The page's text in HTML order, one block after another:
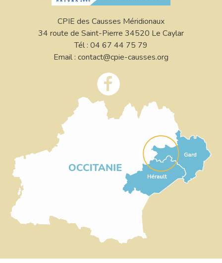
CPIE des Causses Méridionaux
34 route de Saint-Pierre 34520 Le Caylar
Tél : 04 67 44 75 79
Email : contact@cpie-causses.org